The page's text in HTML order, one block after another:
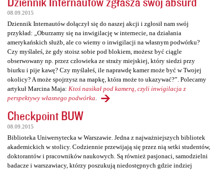
08.09.2015
Dziennik Internautów dołączył się do naszej akcji i zgłosił nam swój
przykład: „Oburzamy się na inwigilację w internecie, na działania
amerykańskich służb, ale co wiemy o inwigilacji na własnym podwórku?
Czy myślałeś, że gdy stoisz sobie pod blokiem, możesz być ciągle
obserwowany np. przez człowieka ze straży miejskiej, który siedzi przy
biurku i pije kawę? Czy myślałeś, ile naprawdę kamer może być w Twojej
okolicy? A może spojrzysz na mapkę, która może to ukazywać?”. Polecamy
artykuł Marcina Maja: Ktoś nasikał pod kamerą, czyli inwigilacja z
perspektywy własnego podwórka
Checkpoint BUW
08.09.2015
Biblioteka Uniwersytecka w Warszawie. Jedna z najważniejszych bibliotek
akademickich w stolicy. Codziennie przewijają się przez nią setki studentów,
doktorantów i pracowników naukowych. Są również pasjonaci, samodzielni
badacze i warszawiacy, którzy poszukują niedostępnych gdzie indziej